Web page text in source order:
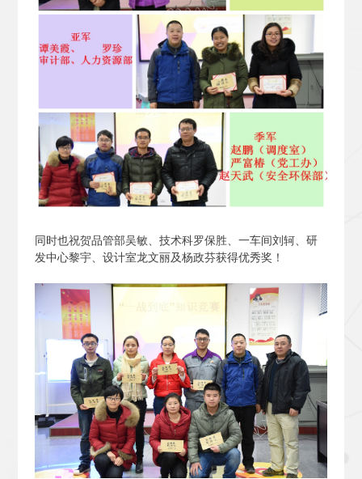
同时也祝贺品管部吴敏、技术科罗保胜、一车间刘轲、研
发中心黎宇、设计室龙文丽及杨政芬获得优秀奖！